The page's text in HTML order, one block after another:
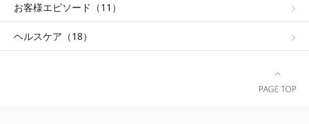
お客様エピソード（11）
ヘルスケア（18）